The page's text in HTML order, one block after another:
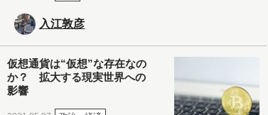
入江敦彦
仮想通貨は“仮想”な存在なの
か？ 拡大する現実世界への
影響